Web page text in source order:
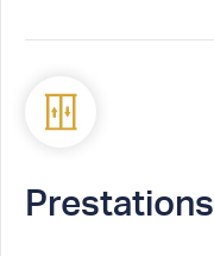
Prestations